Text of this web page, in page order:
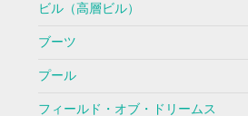
ビル（高層ビル）
ブーツ
プール
フィールド・オブ・ドリームス